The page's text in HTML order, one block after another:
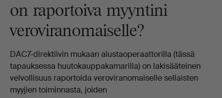
on raportoiva myyntini
veroviranomaiselle?
DAC7-direktiivin mukaan alustaoperaattorilla (tässä
tapauksessa huutokauppakamarilla) on lakisääteinen
velvollisuus raportoida veroviranomaiselle sellaisten
myyjien toiminnasta, joiden